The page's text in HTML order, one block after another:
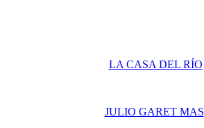
LA CASA DEL RÍO
JULIO GARET MAS